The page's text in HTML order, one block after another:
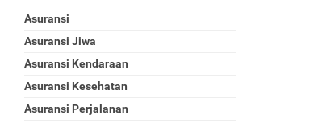
Asuransi
Asuransi Jiwa
Asuransi Kendaraan
Asuransi Kesehatan
Asuransi Perjalanan